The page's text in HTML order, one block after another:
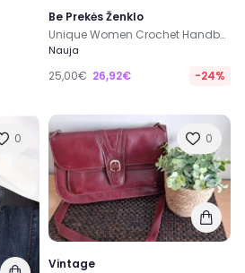
Be Prekės Ženklo
Unique Women Crochet Handbag
Nauja
25,00€ 26,92€ -24%
0 0
Vintage